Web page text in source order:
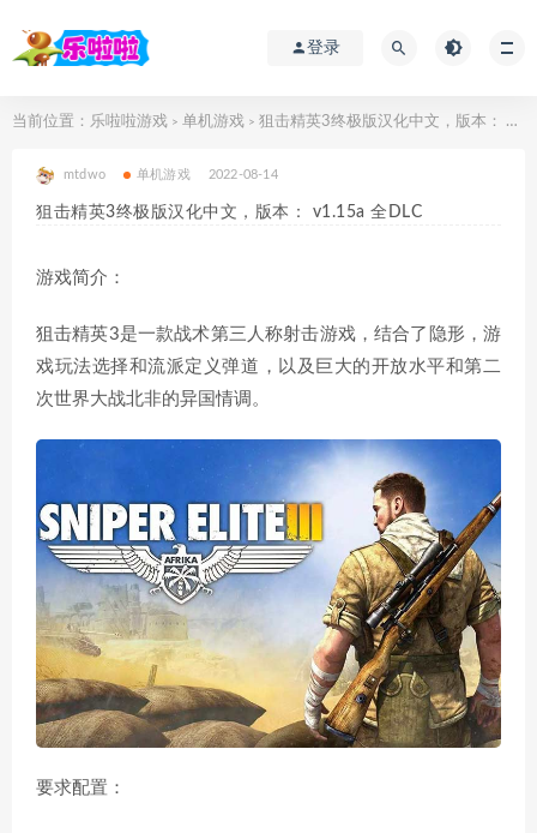
登录
当前位置： 乐啦啦游戏 > 单机游戏 > 狙击精英3终极版汉化中文，版本： v1.15a 全DLC
mtdwo 单机游戏 2022-08-14
狙击精英3终极版汉化中文，版本： v1.15a 全DLC
游戏简介：
狙击精英3是一款战术第三人称射击游戏，结合了隐形，游
戏玩法选择和流派定义弹道，以及巨大的开放水平和第二
次世界大战北非的异国情调。
要求配置：